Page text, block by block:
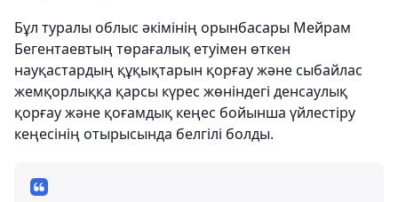
Бұл туралы облыс әкімінің орынбасары Мейрам
Бегентаевтың төрағалық етуімен өткен
науқастардың құқықтарын қорғау және сыбайлас
жемқорлыққа қарсы күрес жөніндегі денсаулық
қорғау және қоғамдық кеңес бойынша үйлестіру
кеңесінің отырысында белгілі болды.